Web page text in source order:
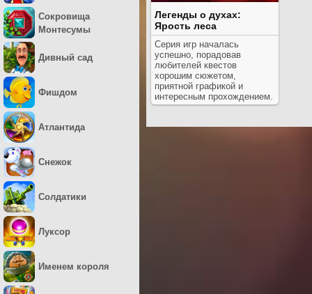
Легенды о духах:
Ярость леса
Серия игр началась
успешно, порадовав
любителей квестов
хорошим сюжетом,
приятной графикой и
интересным прохождением.
Сокровища
Монтесумы
Дивный сад
Фишдом
Атлантида
Снежок
Солдатики
Луксор
Именем короля